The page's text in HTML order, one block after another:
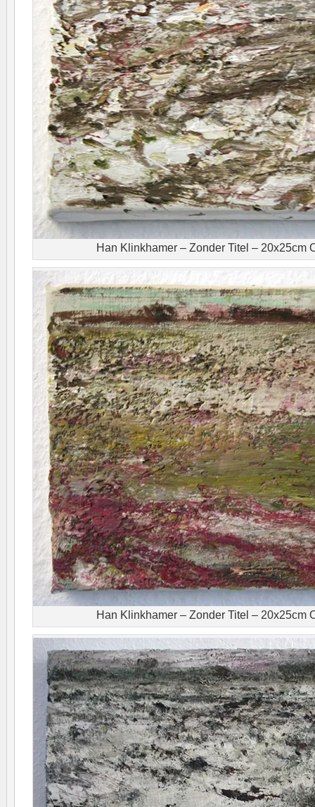
Han Klinkhamer – Zonder Titel – 20x25cm
Han Klinkhamer – Zonder Titel – 20x25cm